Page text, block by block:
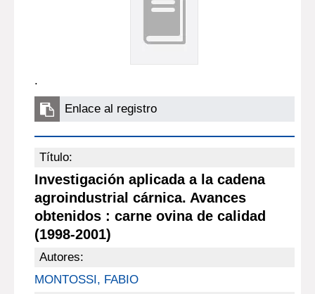
.
Enlace al registro
Título:
Investigación aplicada a la cadena
agroindustrial cárnica. Avances
obtenidos : carne ovina de calidad
(1998-2001)
Autores:
MONTOSSI, FABIO